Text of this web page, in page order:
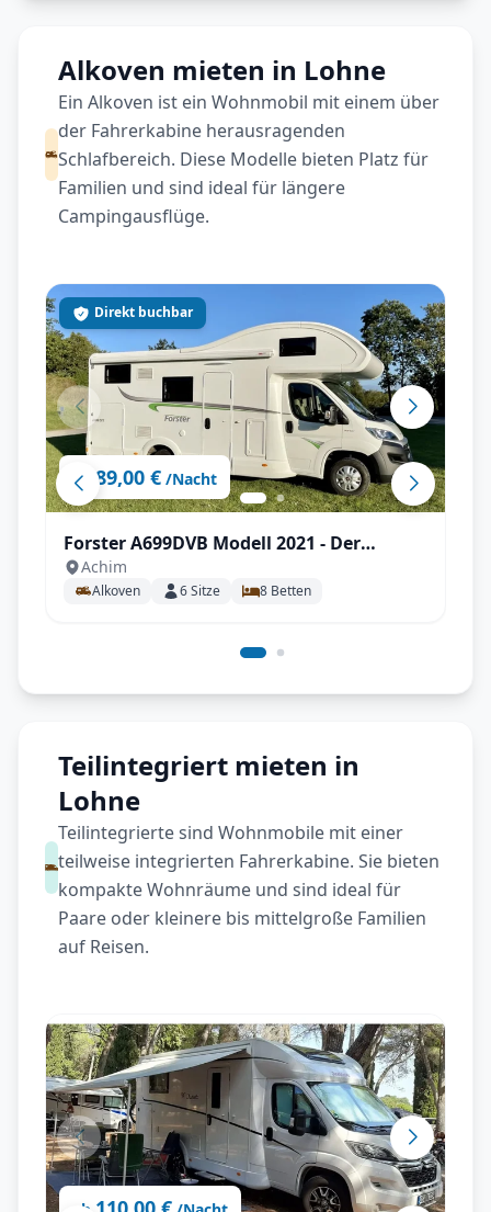
Alkoven mieten in Lohne
Ein Alkoven ist ein Wohnmobil mit einem über
der Fahrerkabine herausragenden
Schlafbereich. Diese Modelle bieten Platz für
Familien und sind ideal für längere
Campingausflüge.
ab 89,00 € /Nacht
Direkt buchbar
Forster A699DVB Modell 2021 - Der
Familienversteher
Achim
Alkoven 6Sitze 8 Betten
Teilintegriert mieten in
Lohne
Teilintegrierte sind Wohnmobile mit einer
teilweise integrierten Fahrerkabine. Sie bieten
kompakte Wohnräume und sind ideal für
Paare oder kleinere bis mittelgroße Familien
auf Reisen.